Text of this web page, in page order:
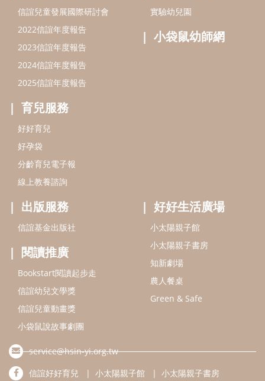
信誼兒童發展國際研討會
2022信誼年度報告
2023信誼年度報告
2024信誼年度報告
2025信誼年度報告
育兒服務
好好育兒
好孕袋
分齡育兒電子報
線上教養諮詢
實驗幼兒園
小袋鼠幼師網
出版服務
信誼基金出版社
閱讀推廣
Bookstart閱讀起步走
信誼幼兒文學獎
信誼兒童動畫獎
小袋鼠說故事劇團
好好生活廣場
小太陽親子館
小太陽親子書房
知新劇場
農人餐桌
Green & Safe
service@hsin-yi.org.tw
信誼好好育兒
小太陽親子館 小太陽親子書房